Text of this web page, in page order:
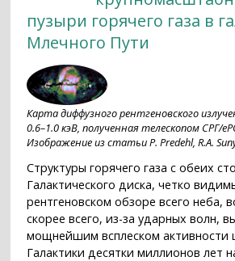
пузыри горячего газа в
Млечного Пути
Карта диффузного рентгеновского
0.6–1.0 кэВ, полученная телескопом СРГ/
Изображение из статьи P. Predehl, R.A.
Структуры горячего газа с обеих
Галактического диска, четко
рентгеновском обзоре всего неба,
скорее всего, из-за ударных волн,
мощнейшим всплеском активности
Галактики десятки миллионов лет